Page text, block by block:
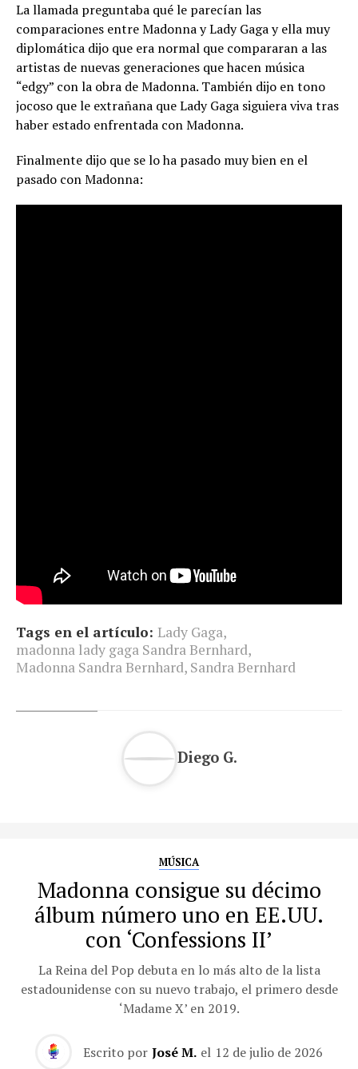
La llamada preguntaba qué le parecían las
comparaciones entre Madonna y Lady Gaga y ella muy
diplomática dijo que era normal que compararan a las
artistas de nuevas generaciones que hacen música
“edgy” con la obra de Madonna. También dijo en tono
jocoso que le extrañana que Lady Gaga siguiera viva tras
haber estado enfrentada con Madonna.
Finalmente dijo que se lo ha pasado muy bien en el
pasado con Madonna:
Tags en el artículo: Lady Gaga,
madonna lady gaga Sandra Bernhard,
Madonna Sandra Bernhard, Sandra Bernhard
Diego G.
MÚSICA
Madonna consigue su décimo
álbum número uno en EE.UU.
con ‘Confessions II’
La Reina del Pop debuta en lo más alto de la lista
estadounidense con su nuevo trabajo, el primero desde
‘Madame X’ en 2019.
Escrito por José M. el 12 de julio de 2026